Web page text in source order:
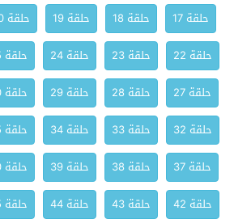
حلقة 17
حلقة 18 حلقة 19 حلقة 20
حلقة 22
حلقة 23 حلقة 24 حلقة 25
حلقة 27
حلقة 28 حلقة 29 حلقة 30
حلقة 32
حلقة 33 حلقة 34 حلقة 35
حلقة 37
حلقة 38 حلقة 39 حلقة 40
حلقة 42
حلقة 43 حلقة 44 حلقة 45